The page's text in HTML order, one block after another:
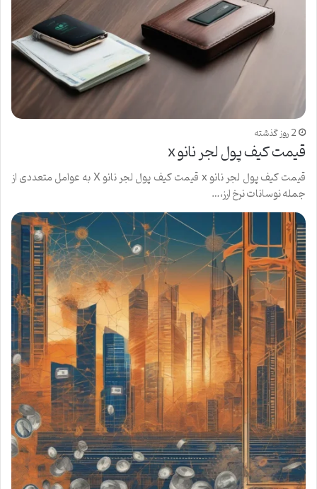
2 روز گذشته
قیمت کیف پول لجر نانو x
قیمت کیف پول لجر نانو x قیمت کیف پول لجر نانو X به عوامل متعددی از
جمله نوسانات نرخ ارز،…